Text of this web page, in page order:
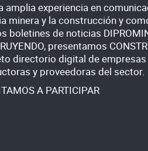
amplia experiencia en
minera y la construcción y
boletines de noticias
presentamos
directorio digital de empresas
y proveedoras del sector.
A PARTICIPAR